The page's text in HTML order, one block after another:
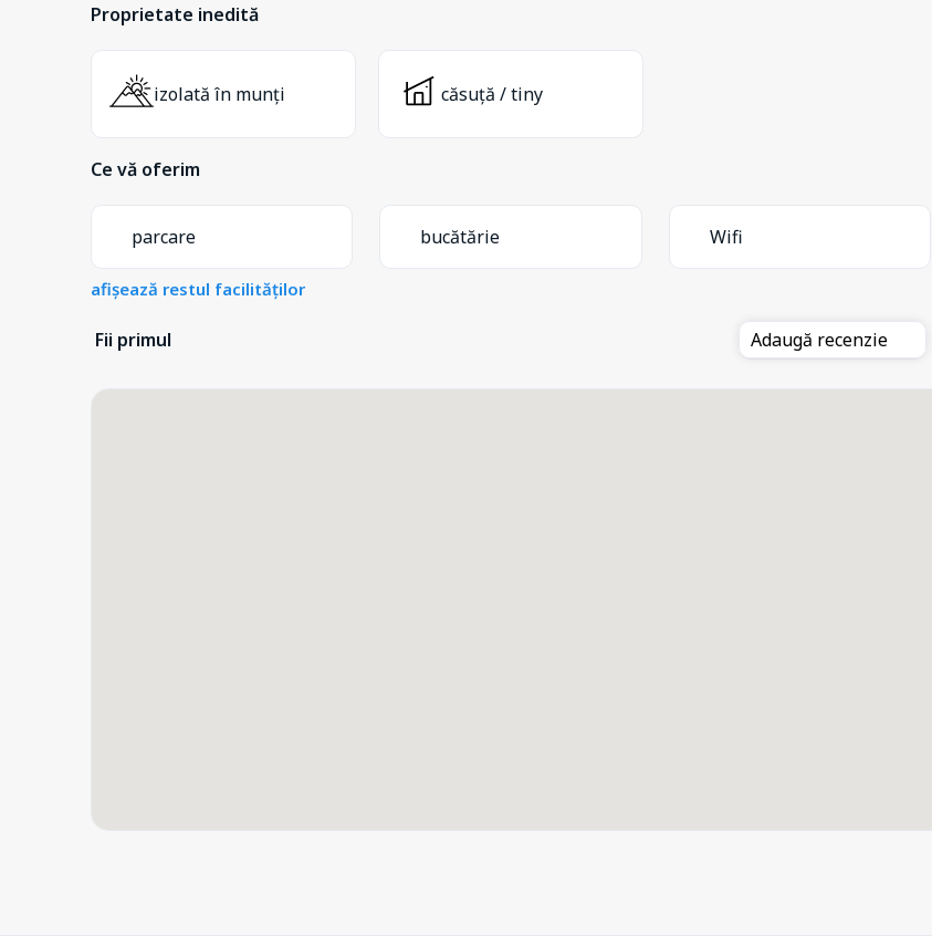
Proprietate inedită
izolată în munți căsuță / tiny
Ce vă oferim
parcare bucătărie Wifi
afișează restul facilităților
Fii primul Adaugă recenzie